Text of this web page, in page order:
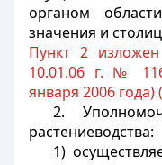
органом
значения и
Пункт 2
10.01.06 г. №
января 2006 года) (
2.
растениеводства:
1)